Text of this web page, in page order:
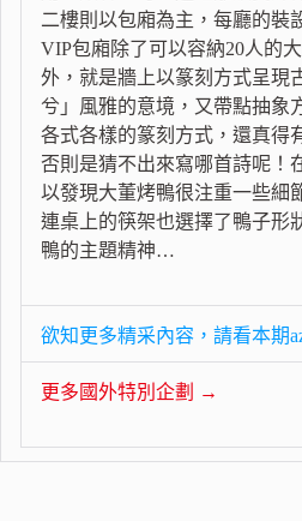
二樓則以包廂為主，每廳的裝
VIP包廂除了可以容納20人的
外，就是牆上以篆刻方式呈現
兮」風雅的意境，又帶點抽象
各式各樣的篆刻方式，還真得
否則是猜不出來寫哪首詩呢！
以發現大董烤鴨很注重一些細
連桌上的筷架也選擇了鴨子形
鴨的主題精神…
欲知更多精采內容，請看本期
更多國外特別企劃 →